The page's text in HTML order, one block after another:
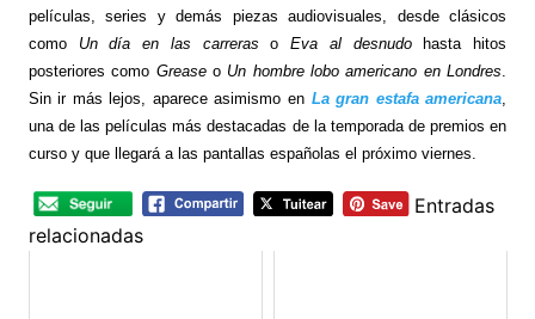
películas, series y demás piezas audiovisuales, desde clásicos
como Un día en las carrerasoEva al desnudohasta hitos
posteriores como Grease o Un hombre lobo americano en Londres.
Sin ir más lejos, aparece asimismo en La gran estafa americana,
una de las películas más destacadas de la temporada de premios en
curso y que llegará a las pantallas españolas el próximo viernes.
Entradas
relacionadas